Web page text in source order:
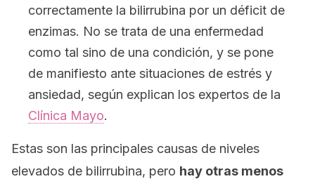
correctamente la bilirrubina por un déficit de
enzimas. No se trata de una enfermedad
como tal sino de una condición, y se pone
de manifiesto ante situaciones de estrés y
ansiedad, según explican los expertos de la
Clínica Mayo.
Estas son las principales causas de niveles
elevados de bilirrubina, pero hay otras menos